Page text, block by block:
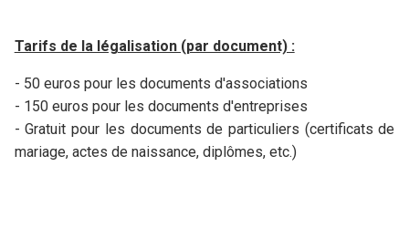
Tarifs de la légalisation (par document) :
- 50 euros pour les documents d'associations
- 150 euros pour les documents d'entreprises
- Gratuit pour les documents de particuliers (certificats de
mariage, actes de naissance, diplômes, etc.)